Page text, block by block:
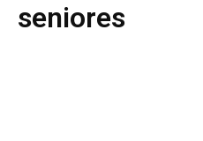
REGIÃO
seniores